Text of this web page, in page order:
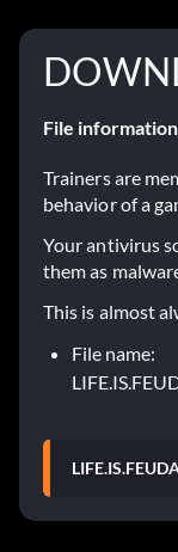
File information
Trainers are
behavior of a
Your antivirus
them as
This is almost
File name: